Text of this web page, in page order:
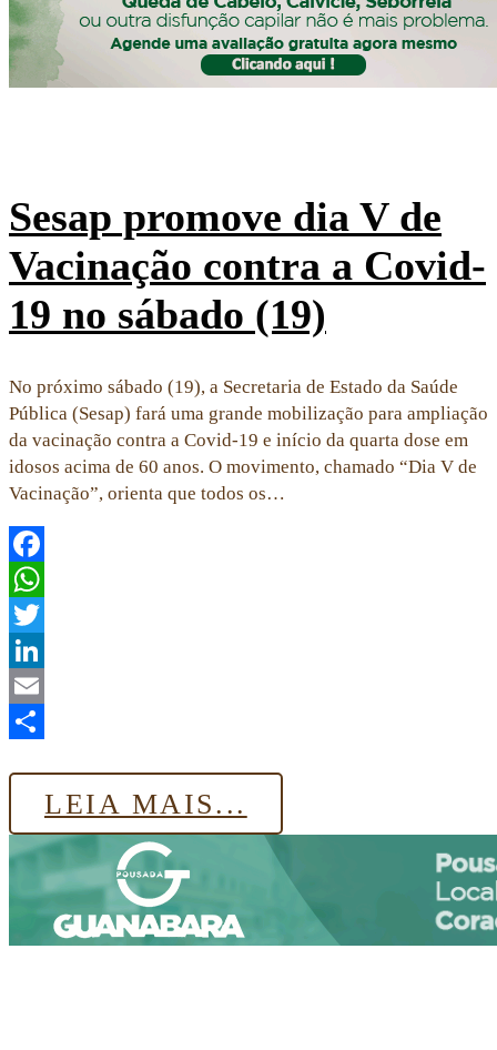
Sesap promove dia V de
Vacinação contra a Covid-
19 no sábado (19)
No próximo sábado (19), a Secretaria de Estado da Saúde
Pública (Sesap) fará uma grande mobilização para ampliação
da vacinação contra a Covid-19 e início da quarta dose em
idosos acima de 60 anos. O movimento, chamado “Dia V de
Vacinação”, orienta que todos os…
Facebook
WhatsApp
Twitter
LinkedIn
Email
LEIA MAIS...